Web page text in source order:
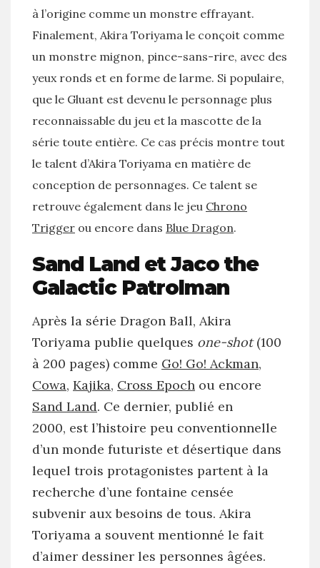
à l’origine comme un monstre effrayant.
Finalement, Akira Toriyama le conçoit comme
un monstre mignon, pince-sans-rire, avec des
yeux ronds et en forme de larme. Si populaire,
que le Gluant est devenu le personnage plus
reconnaissable du jeu et la mascotte de la
série toute entière. Ce cas précis montre tout
le talent d’Akira Toriyama en matière de
conception de personnages. Ce talent se
retrouve également dans le jeu Chrono
Trigger ou encore dans Blue Dragon.
Sand Land et Jaco the
Galactic Patrolman
Après la série Dragon Ball, Akira
Toriyama publie quelques one-shot(100
à 200 pages) comme Go! Go! Ackman,
Cowa, Kajika, Cross Epoch ou encore
Sand Land. Ce dernier, publié en
2000, est l’histoire peu conventionnelle
d’un monde futuriste et désertique dans
lequel trois protagonistes partent à la
recherche d’une fontaine censée
subvenir aux besoins de tous. Akira
Toriyama a souvent mentionné le fait
d’aimer dessiner les personnes âgées.